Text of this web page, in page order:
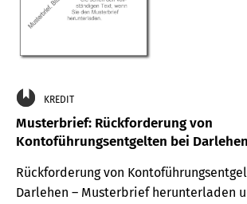
KREDIT
Musterbrief: Rückforderung von
Kontoführungsentgelten bei Darlehen
Rückforderung von
Darlehen – Musterbrief herunterladen